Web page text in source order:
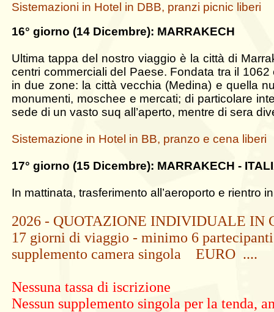
Sistemazioni in Hotel in DBB, pranzi picnic liberi
16° giorno (14 Dicembre): MARRAKECH
Ultima tappa del nostro viaggio è la città di
centri commerciali del Paese. Fondata tra il
in due zone: la città vecchia (Medina) e quella
monumenti, moschee e mercati; di particolare
sede di un vasto suq all’aperto, mentre di sera
Sistemazione in Hotel in BB, pranzo e cena liberi
17° giorno (15 Dicembre): MARRAKECH -
In mattinata, trasferimento all’aeroporto e rientro
2026 - QUOTAZIONE INDIVIDUALE IN
17 giorni di viaggio - minimo 6
supplemento camera singola EURO ....
Nessuna tassa di iscrizione
Nessun supplemento singola per la tenda,